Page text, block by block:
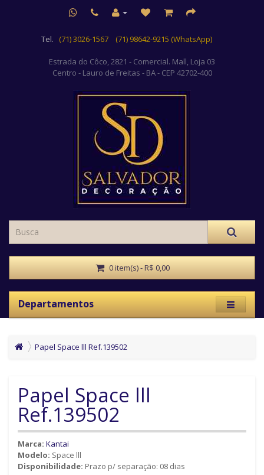
Tel. (71) 3026-1567 (71) 98642-9215 (WhatsApp)
Estrada do Côco, 2821 - Comercial. Mall, Loja 03
Centro - Lauro de Freitas - BA - CEP 42702-400
0 item(s) - R$ 0,00
Departamentos
Papel Space lll Ref.139502
Papel Space lll
Ref.139502
Marca: Kantai
Modelo: Space lll
Disponibilidade: Prazo p/ separação: 08 dias